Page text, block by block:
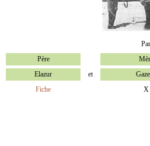
Par
Père
Elazur
et
Fiche
X